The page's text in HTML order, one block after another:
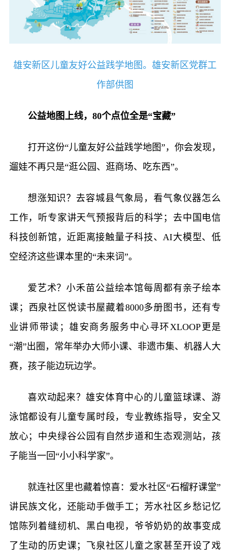
雄安新区儿童友好公益践学地图。雄安新区党群工
作部供图
公益地图上线，80个点位全是“宝藏”
打开这份“儿童友好公益践学地图”，你会发现，
遛娃不再只是“逛公园、逛商场、吃东西”。
想涨知识？去容城县气象局，看气象仪器怎么
工作，听专家讲天气预报背后的科学；去中国电信
科技创新馆，近距离接触量子科技、AI大模型、低
空经济这些课本里的“未来词”。
爱艺术？小禾苗公益绘本馆每周都有亲子绘本
课；西泉社区悦读书屋藏着8000多册图书，还有专
业讲师带读；雄安商务服务中心寻环XLOOP更是
“潮”出圈，常年举办大师小课、非遗市集、机器人大
赛，孩子能边玩边学。
喜欢动起来？雄安体育中心的儿童篮球课、游
泳馆都设有儿童专属时段，专业教练指导，安全又
放心；中央绿谷公园有自然步道和生态观测站，孩
子能当一回“小小科学家”。
就连社区里也藏着惊喜：爱水社区“石榴籽课堂”
讲民族文化，还能动手做手工；芳水社区乡愁记忆
馆陈列着缝纫机、黑白电视，爷爷奶奶的故事变成
了生动的历史课；飞泉社区儿童之家甚至开设了戏